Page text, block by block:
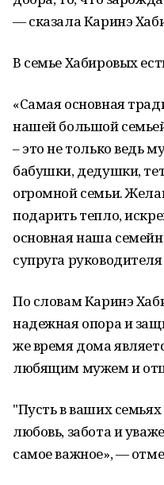
— сказала Каринэ
В семье Хабировых
«Самая основная
нашей большой
– это не только ведь
бабушки, дедушки,
огромной семьи.
подарить тепло,
основная наша
супруга
По словам Каринэ
надежная опора и
же время дома
любящим мужем и
"Пусть в ваших семьях
любовь, забота и
самое важное», —